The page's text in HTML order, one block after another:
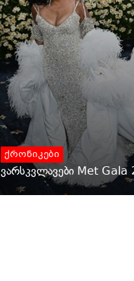
ქრონიკები
ვარსკვლავები Met